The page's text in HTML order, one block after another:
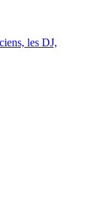
les DJ,